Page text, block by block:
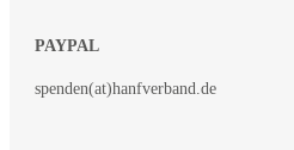
PAYPAL
spenden(at)hanfverband.de